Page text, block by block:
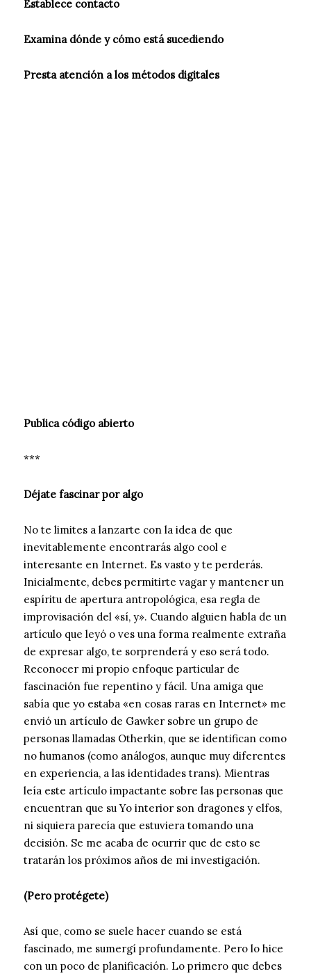
Establece contacto
Examina dónde y cómo está sucediendo
Presta atención a los métodos digitales
Publica código abierto
***
Déjate fascinar por algo
No te limites a lanzarte con la idea de que
inevitablemente encontrarás algo cool e
interesante en Internet. Es vasto y te perderás.
Inicialmente, debes permitirte vagar y mantener un
espíritu de apertura antropológica, esa regla de
improvisación del «sí, y». Cuando alguien habla de un
artículo que leyó o ves una forma realmente extraña
de expresar algo, te sorprenderá y eso será todo.
Reconocer mi propio enfoque particular de
fascinación fue repentino y fácil. Una amiga que
sabía que yo estaba «en cosas raras en Internet» me
envió un artículo de Gawker sobre un grupo de
personas llamadas Otherkin, que se identifican como
no humanos (como análogos, aunque muy diferentes
en experiencia, a las identidades trans). Mientras
leía este artículo impactante sobre las personas que
encuentran que su Yo interior son dragones y elfos,
ni siquiera parecía que estuviera tomando una
decisión. Se me acaba de ocurrir que de esto se
tratarán los próximos años de mi investigación.
(Pero protégete)
Así que, como se suele hacer cuando se está
fascinado, me sumergí profundamente. Pero lo hice
con un poco de planificación. Lo primero que debes